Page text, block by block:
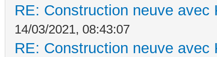
RE: Construction neuve avec
14/03/2021, 08:43:07
RE: Construction neuve avec